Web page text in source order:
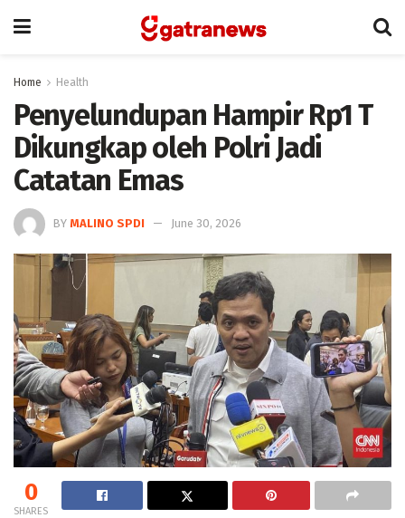
Home Health
Penyelundupan Hampir Rp1 T
Dikungkap oleh Polri Jadi
Catatan Emas
BY MALINO SPDI June 30, 2026
0
SHARES